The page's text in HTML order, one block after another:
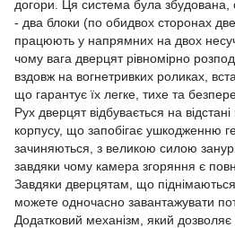
догори. Ця система була
- два блоки (по обидвох сторонах
працюють у напрямних на двох
чому вага дверцят рівномірно
вздовж на вогнетривких роликах,
що гарантує їх легке, тихе та
Рух дверцят відбувається на відстані
корпусу, що запобігає ушкодженню
зачиняються, з великою силою
завдяки чому камера згоряння є
Завдяки дверцятам, що
можете одночасно завантажувати
Додатковий механізм, який дозволяє